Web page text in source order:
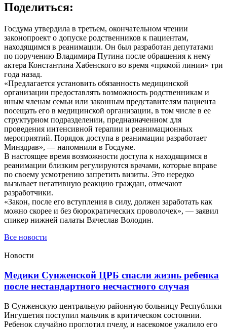
Поделиться:
Госдума утвердила в третьем, окончательном чтении
законопроект о допуске родственников к пациентам,
находящимся в реанимации. Он был разработан депутатами
по поручению Владимира Путина после обращения к нему
актера Константина Хабенского во время «прямой линии» три
года назад.
«Предлагается установить обязанность медицинской
организации предоставлять возможность родственникам и
иным членам семьи или законным представителям пациента
посещать его в медицинской организации, в том числе в ее
структурном подразделении, предназначенном для
проведения интенсивной терапии и реанимационных
мероприятий. Порядок доступа в реанимации разработает
Минздрав», — напомнили в Госдуме.
В настоящее время возможности доступа к находящимся в
реанимации близким регулируются врачами, которые вправе
по своему усмотрению запретить визиты. Это нередко
вызывает негативную реакцию граждан, отмечают
разработчики.
«Закон, после его вступления в силу, должен заработать как
можно скорее и без бюрократических проволочек», — заявил
спикер нижней палаты Вячеслав Володин.
Все новости
Новости
Медики Сунженской ЦРБ спасли жизнь ребенка
после нестандартного несчастного случая
В Сунженскую центральную районную больницу Республики
Ингушетия поступил мальчик в критическом состоянии.
Ребенок случайно проглотил пчелу, и насекомое ужалило его